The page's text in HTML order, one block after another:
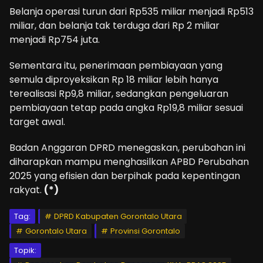
Belanja operasi turun dari Rp535 miliar menjadi Rp513
miliar, dan belanja tak terduga dari Rp 2 miliar
menjadi Rp754 juta.
Sementara itu, penerimaan pembiayaan yang
semula diproyeksikan Rp 18 miliar lebih hanya
terealisasi Rp9,8 miliar, sedangkan pengeluaran
pembiayaan tetap pada angka Rp19,8 miliar sesuai
target awal.
Badan Anggaran DPRD menegaskan, perubahan ini
diharapkan mampu menghasilkan APBD Perubahan
2025 yang efisien dan berpihak pada kepentingan
rakyat. (*)
Tag:
DPRD Kabupaten Gorontalo Utara
Gorontalo Utara
Provinsi Gorontalo
Topik: